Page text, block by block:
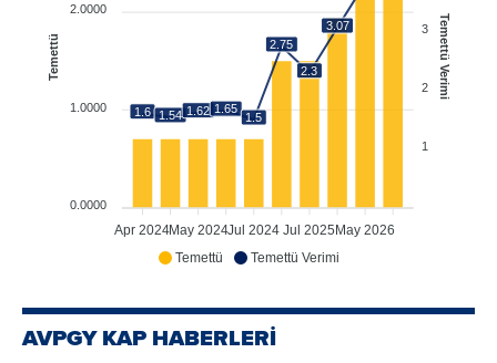
Temettü Temettü Verimi
2.0000
1.0000
0.0000
Temettü
1.6 1.54 1.62 1.65
1.5
2.75
2.3
3.07
Apr 2024May 2024Jul 2024 Jul 2025May 2026
3
2
1
Temettü Verimi
AVPGY KAP HABERLERİ